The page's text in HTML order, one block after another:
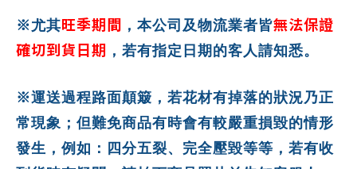
※尤其旺季期間 ，本公司及物流業者皆無法保證
確切到貨日期 ，若有指定日期的客人請知悉。
※運送過程路面顛簸，若花材有掉落的狀況乃正
常現象；但難免商品有時會有較嚴重損毀的情形
發生，例如：四分五裂、完全壓毀等等，若有收